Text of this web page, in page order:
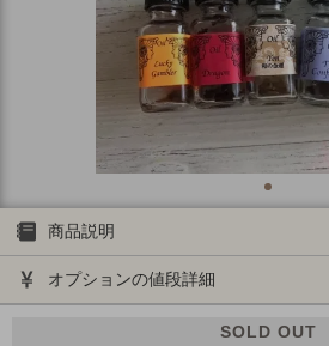
商品説明
オプションの値段詳細
SOLD OUT